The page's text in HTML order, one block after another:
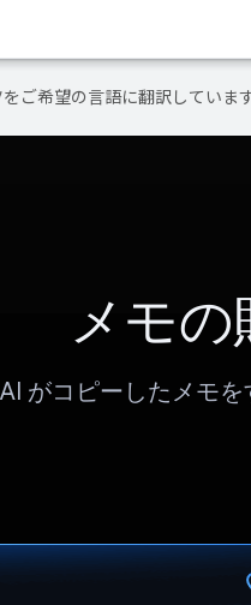
ご希望の言語に翻訳していま
メモの
AI がコピーしたメモ